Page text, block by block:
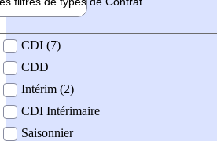
contrat
CDI (7)
CDD
Intérim (2)
CDI Intérimaire
Saisonnier